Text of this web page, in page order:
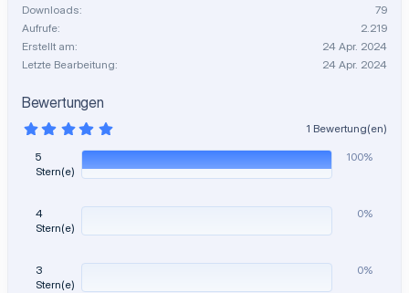
Downloads
79
Aufrufe
2.219
Erstellt am
24 Apr. 2024
Letzte Bearbeitung
24 Apr. 2024
Bewertungen
5
0
0
S
e
)
1 Bewertung(en)
5
Stern(e)
100%
4
Stern(e)
0%
3
Stern(e)
0%